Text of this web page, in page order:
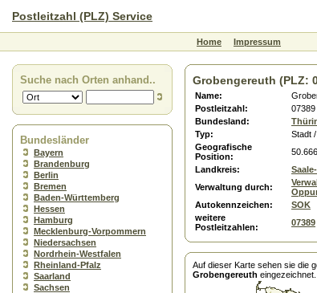
Postleitzahl (PLZ) Service
Home Impressum
Suche nach Orten anhand..
Bundesländer
Bayern
Brandenburg
Berlin
Bremen
Baden-Württemberg
Hessen
Hamburg
Mecklenburg-Vorpommern
Niedersachsen
Nordrhein-Westfalen
Rheinland-Pfalz
Saarland
Sachsen
Grobengereuth (PLZ:
Name:
Postleitzahl:
07389
Bundesland:
Typ:
Stadt
Geografische
Position:
Landkreis:
Verwaltung durch:
Autokennzeichen:
SOK
weitere
Postleitzahlen:
07389
Auf dieser Karte sehen sie die
Grobengereuth eingezeichnet.